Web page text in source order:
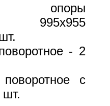
опоры
995х955
- 2
с